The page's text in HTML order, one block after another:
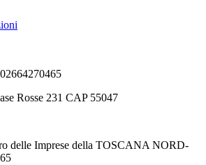
Rosse 231 CAP 55047
delle Imprese della TOSCANA NORD-